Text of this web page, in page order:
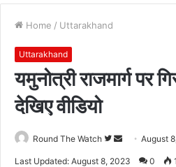
Home / Uttarakhand
Uttarakhand
यमुनोत्री राजमार्ग पर
देखिए वीडियो
Round The Watch
Follow
SendAugust
Last Updated: August 8, 2023 0